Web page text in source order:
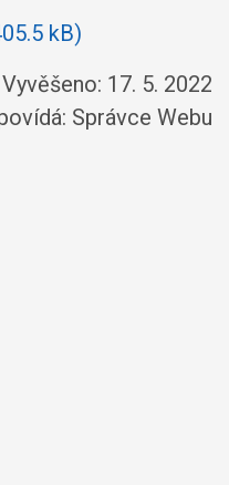
kB)
Vyvěšeno: 17. 5. 2022
Správce Webu